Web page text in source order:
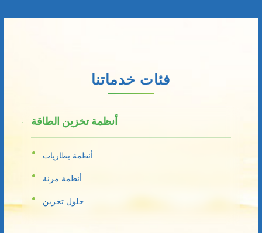
فئات خدماتنا
أنظمة تخزين الطاقة
أنظمة بطاريات
أنظمة مرنة
حلول تخزين